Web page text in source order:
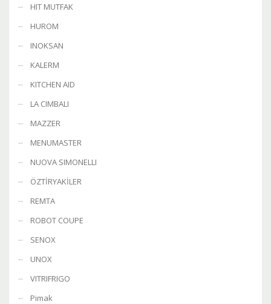
HIT MUTFAK
HUROM
INOKSAN
KALERM
KITCHEN AID
LA CIMBALI
MAZZER
MENUMASTER
NUOVA SIMONELLI
ÖZTİRYAKİLER
REMTA
ROBOT COUPE
SENOX
UNOX
VITRIFRIGO
Pimak